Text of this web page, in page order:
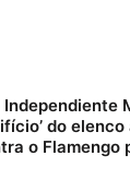
do
o Flamengo